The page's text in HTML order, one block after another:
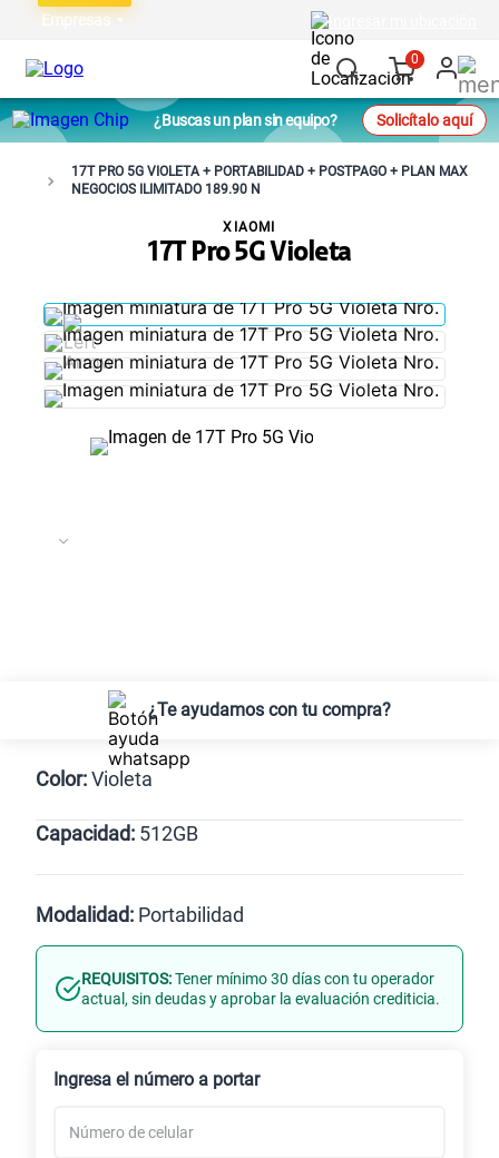
Empresas
0
¿Buscas un plan sin equipo? Solicítalo aquí
17T PRO 5G VIOLETA + PORTABILIDAD + POSTPAGO + PLAN MAX
NEGOCIOS ILIMITADO 189.90 N
17T Pro 5G Violeta
XIAOMI
¿Te ayudamos con tu compra?
Color:Violeta
Violeta
Capacidad: 512GB
512GB
Modalidad: Portabilidad
Línea Nueva Portabilidad
REQUISITOS:Tener mínimo 30 días con tu operador
actual, sin deudas y aprobar la evaluación crediticia.
Ingresa el número a portar